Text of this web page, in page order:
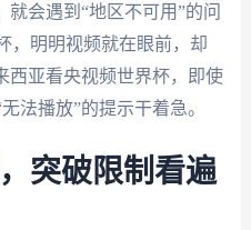
会遇到“地区不可用”的问
，明明视频就在眼前，却
西亚看央视频世界杯，即使
法播放”的提示干着急。
突破限制看遍